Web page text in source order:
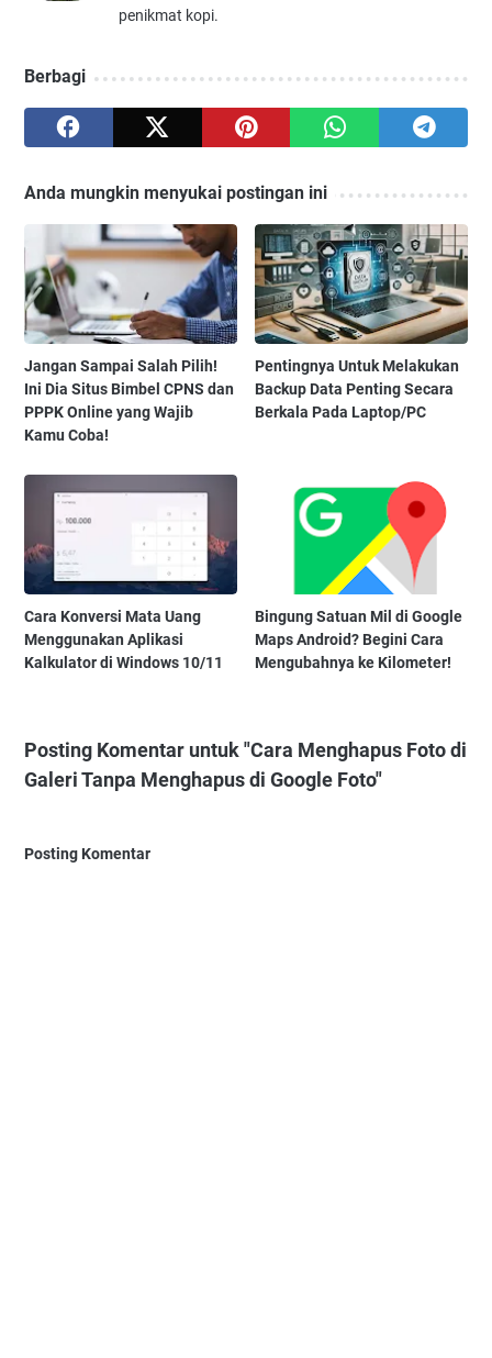
penikmat kopi.
Berbagi
Anda mungkin menyukai postingan ini
Jangan Sampai Salah Pilih!
Ini Dia Situs Bimbel CPNS dan
PPPK Online yang Wajib
Kamu Coba!
Pentingnya Untuk Melakukan
Backup Data Penting Secara
Berkala Pada Laptop/PC
Cara Konversi Mata Uang
Menggunakan Aplikasi
Kalkulator di Windows 10/11
Bingung Satuan Mil di Google
Maps Android? Begini Cara
Mengubahnya ke Kilometer!
Posting Komentar untuk "Cara Menghapus Foto di
Galeri Tanpa Menghapus di Google Foto"
Posting Komentar